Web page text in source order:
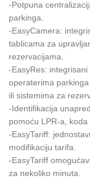
-Potpuna
parkinga.
-EasyCamera:
tablicama za
rezervacijama.
-EasyRes:
operaterima
ili sistemima za
-Identifikacija
pomoću LPR-a, koda
-EasyTariff:
modifikaciju tarifa.
-EasyTariff
za nekoliko minuta.